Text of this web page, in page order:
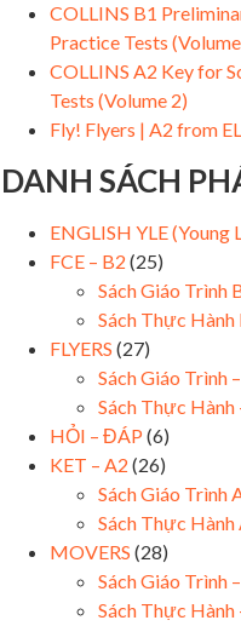
COLLINS B1
Practice Tests
COLLINS A2 Key for
Tests (Volume 2)
Fly! Flyers | A2 from
DANH SÁCH
ENGLISH YLE (Young
FCE – B2 (25)
Sách Giáo Trình
Sách Thực Hành
FLYERS (27)
Sách Giáo Trình
Sách Thực Hành
HỎI – ĐÁP (6)
KET – A2 (26)
Sách Giáo Trình
Sách Thực Hành
MOVERS (28)
Sách Giáo Trình
Sách Thực Hành